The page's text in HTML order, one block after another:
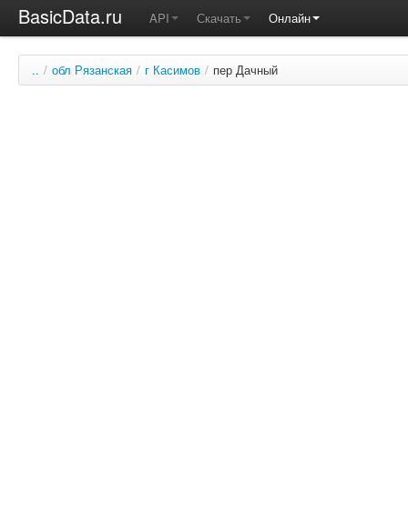
BasicData.ru API Скачать Онлайн
.. / обл Рязанская / г Касимов / пер Дачный